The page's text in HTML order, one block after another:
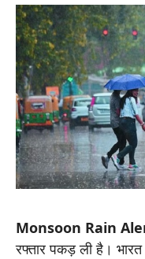
Monsoon Rain
रफ्तार पकड़ ली है। भारत